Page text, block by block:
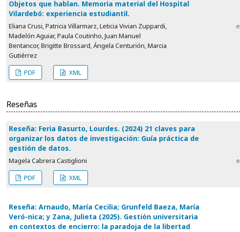
Objetos que hablan. Memoria material del Hospital
Vilardebó: experiencia estudiantil.
Eliana Crusi, Patricia Villarmarz, Leticia Vivian Zuppardi,
Madelón Aguiar, Paula Coutinho, Juan Manuel
Bentancor, Brigitte Brossard, Ángela Centurión, Marcia
Gutiérrez
PDF XML
Reseñas
Reseña: Feria Basurto, Lourdes. (2024) 21 claves para
organizar los datos de investigación: Guía práctica de
gestión de datos.
Magela Cabrera Castiglioni
PDF
XML
Reseña: Arnaudo, María Cecilia; Grunfeld Baeza, María
Veró-nica; y Zana, Julieta (2025). Gestión universitaria
en contextos de encierro: la paradoja de la libertad